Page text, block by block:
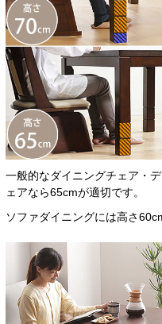
一般的なダイニングチェア・
ェアなら65cmが適切です。
ソファダイニングには高さ